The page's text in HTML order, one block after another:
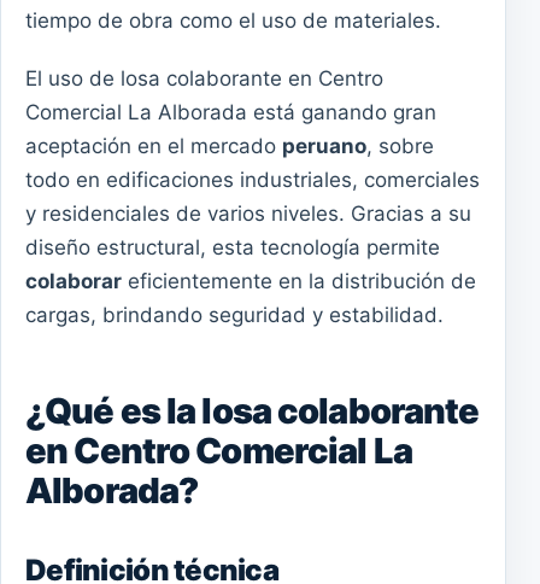
tiempo de obra como el uso de materiales.
El uso de losa colaborante en Centro
Comercial La Alborada está ganando gran
aceptación en el mercado peruano, sobre
todo en edificaciones industriales, comerciales
y residenciales de varios niveles. Gracias a su
diseño estructural, esta tecnología permite
colaborar eficientemente en la distribución de
cargas, brindando seguridad y estabilidad.
¿Qué es la losa colaborante
en Centro Comercial La
Alborada?
Definición técnica